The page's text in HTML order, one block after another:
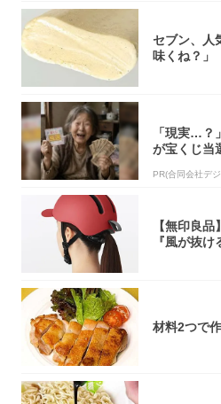
セブン、人
味くね？」
「現実…？
が宝くじ当
PR(合同会社デ
【無印良
『風が抜
材料2つで